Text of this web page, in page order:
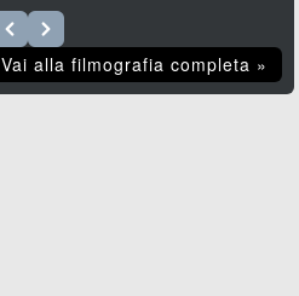
Vai alla filmografia completa »